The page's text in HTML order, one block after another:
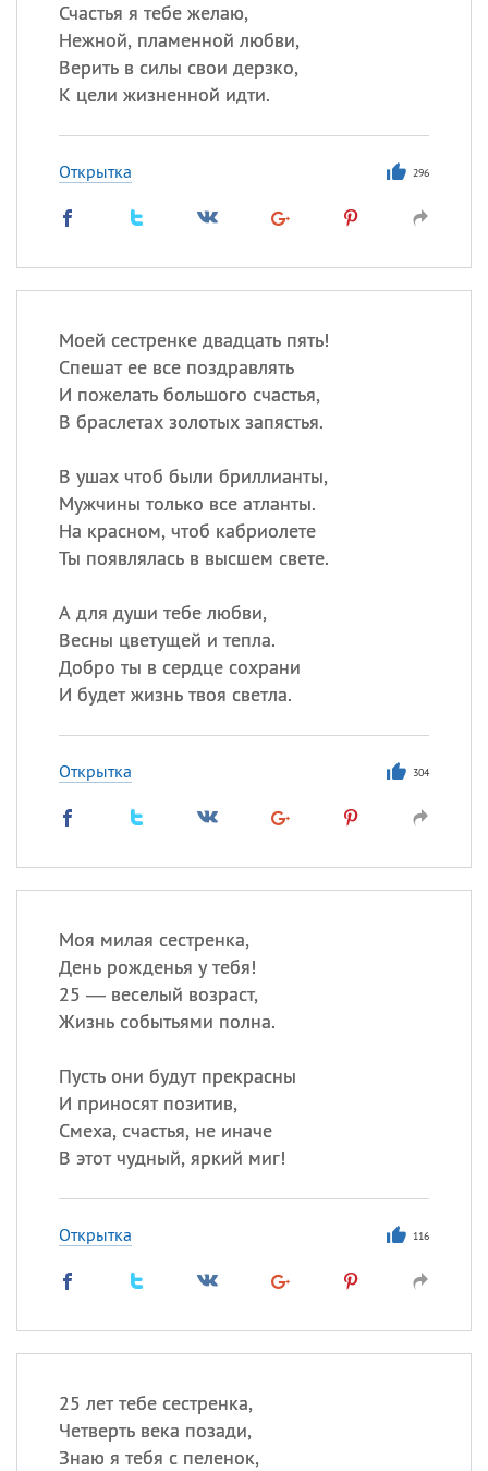
Счастья я тебе желаю,
Нежной, пламенной любви,
Верить в силы свои дерзко,
К цели жизненной идти.
Открытка 296
Моей сестренке двадцать пять!
Спешат ее все поздравлять
И пожелать большого счастья,
В браслетах золотых запястья.
В ушах чтоб были бриллианты,
Мужчины только все атланты.
На красном, чтоб кабриолете
Ты появлялась в высшем свете.
А для души тебе любви,
Весны цветущей и тепла.
Добро ты в сердце сохрани
И будет жизнь твоя светла.
Открытка 304
Моя милая сестренка,
День рожденья у тебя!
25 — веселый возраст,
Жизнь событьями полна.
Пусть они будут прекрасны
И приносят позитив,
Смеха, счастья, не иначе
В этот чудный, яркий миг!
Открытка 116
25 лет тебе сестренка,
Четверть века позади,
Знаю я тебя с пеленок,
ИМЕНА
Сегодня празднуют именины
, Афанасий,Борис
происхождение